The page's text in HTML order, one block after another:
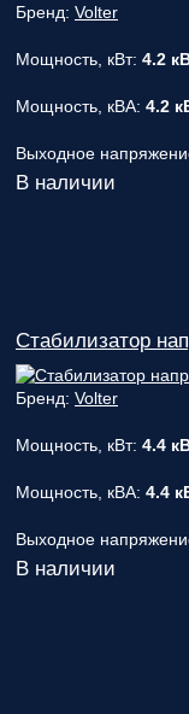
Бренд: Volter
Мощность, кВт: 4.2
Мощность, кВА: 4.2
Выходное
В наличии
Стабилизатор
Бренд: Volter
Мощность, кВт: 4.4
Мощность, кВА: 4.4
Выходное
В наличии